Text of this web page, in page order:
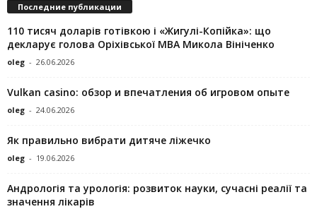
Последние публикации
110 тисяч доларів готівкою і «Жигулі-Копійка»: що
декларує голова Оріхівської МВА Микола Вініченко
oleg - 26.06.2026
Vulkan casino: обзор и впечатления об игровом опыте
oleg - 24.06.2026
Як правильно вибрати дитяче ліжечко
oleg - 19.06.2026
Андрологія та урологія: розвиток науки, сучасні реалії та
значення лікарів